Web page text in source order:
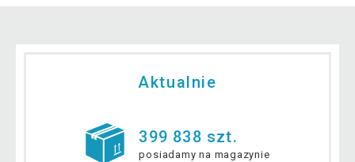
Aktualnie
399 838 szt.
posiadamy na magazynie